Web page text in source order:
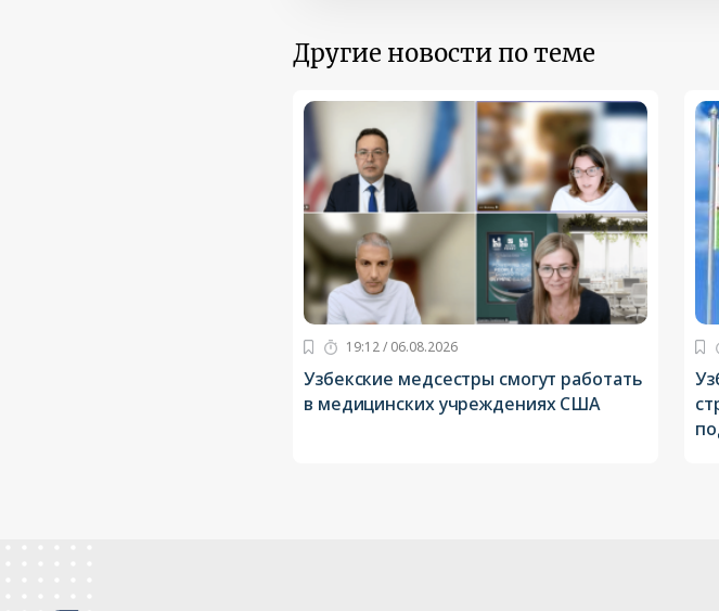
Другие новости по теме
19:12 / 06.08.2026
Узбекские медсестры смогут работать
в медицинских учреждениях США